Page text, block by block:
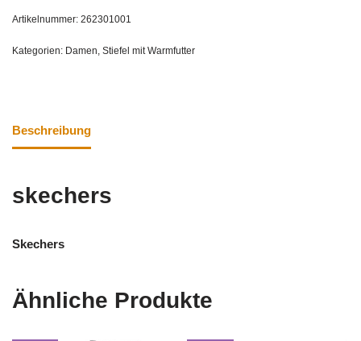
Artikelnummer: 262301001
Kategorien: Damen Stiefel mit Warmfutter
Beschreibung
skechers
Skechers
Ähnliche Produkte